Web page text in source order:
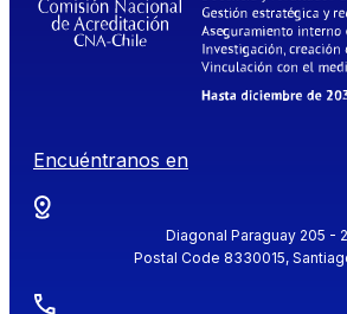
Encuéntranos en
Diagonal Paraguay 205 -
Postal Code 8330015,